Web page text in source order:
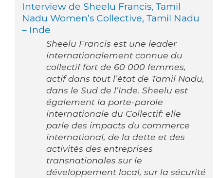
Interview de Sheelu Francis, Tamil
Nadu Women’s Collective, Tamil Nadu
– Inde
Sheelu Francis est une leader
internationalement connue du
collectif fort de 60 000 femmes,
actif dans tout l’état de Tamil Nadu,
dans le Sud de l’Inde. Sheelu est
également la porte-parole
internationale du Collectif: elle
parle des impacts du commerce
international, de la dette et des
activités des entreprises
transnationales sur le
développement local, sur la sécurité